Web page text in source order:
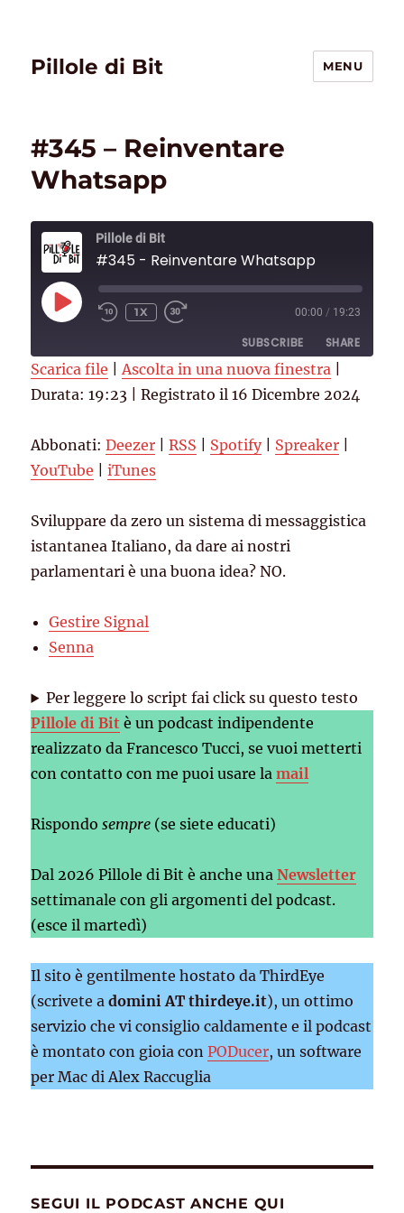
Pillole di Bit MENU
#345 – Reinventare
Whatsapp
Pillole di Bit
#345 - Reinventare Whatsapp
PLAY
EPISODE
1X 00:00 / 19:23
SUBSCRIBE SHARE
Deezer RSS
YouTube iTunes
RSS FEED
SHARE
EMBED
Scarica file |Ascolta in una nuova finestra
Durata: 19:23 |Registrato il 16 Dicembre 2024
Abbonati:Deezer |RSS Spotify| Spreaker
YouTube |iTunes
Sviluppare da zero un sistema di messaggistica
istantanea Italiano, da dare ai nostri
parlamentari è una buona idea? NO.
Gestire Signal
Senna
Per leggere lo script fai click su questo testo
Pillole di Bit è un podcast indipendente
realizzato da Francesco Tucci, se vuoi metterti
con contatto con me puoi usare lamail
Rispondosempre (se siete educati)
Dal 2026 Pillole di Bit è anche unaNewsletter
settimanale con gli argomenti del podcast.
(esce il martedì)
Il sito è gentilmente hostato da ThirdEye
(scrivete adomini AT thirdeye.it), un ottimo
servizio che vi consiglio caldamente e il podcast
è montato con gioia conPODucer, un software
per Mac di Alex Raccuglia
SEGUI IL PODCAST ANCHE QUI